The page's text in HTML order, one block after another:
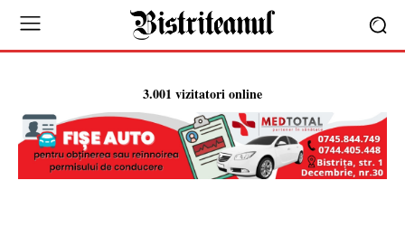
3.001 vizitatori online